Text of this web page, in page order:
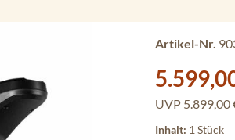
Artikel-Nr.
Verkaufspreis:
UVP 5.899,00
Inhalt: 1 Stück